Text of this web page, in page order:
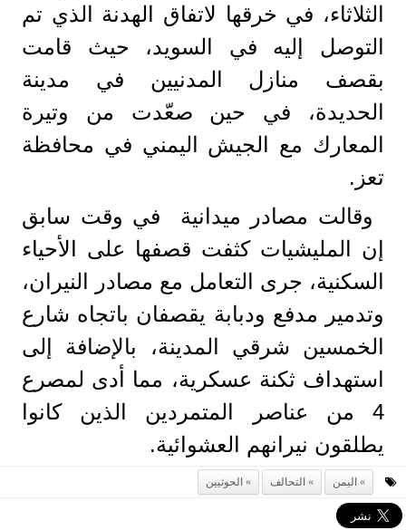
الثلاثاء، في خرقها لاتفاق الهدنة الذي تم
التوصل إليه في السويد، حيث قامت
بقصف منازل المدنيين في مدينة
الحديدة، في حين صعّدت من وتيرة
المعارك مع الجيش اليمني في محافظة
تعز.
وقالت مصادر ميدانية في وقت سابق
إن المليشيات كثفت قصفها على الأحياء
السكنية، جرى التعامل مع مصادر النيران،
وتدمير مدفع ودبابة يقصفان باتجاه شارع
الخمسين شرقي المدينة، بالإضافة إلى
استهداف ثكنة عسكرية، مما أدى لمصرع
4 من عناصر المتمردين الذين كانوا
يطلقون نيرانهم العشوائية.
اليمن التحالف الحوثيين